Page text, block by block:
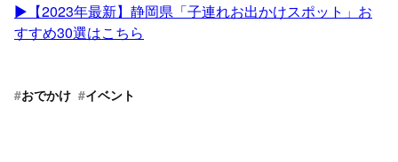
▶︎【2023年最新】静岡県「子連れお出かけスポット」お
すすめ30選はこちら
#おでかけ #イベント